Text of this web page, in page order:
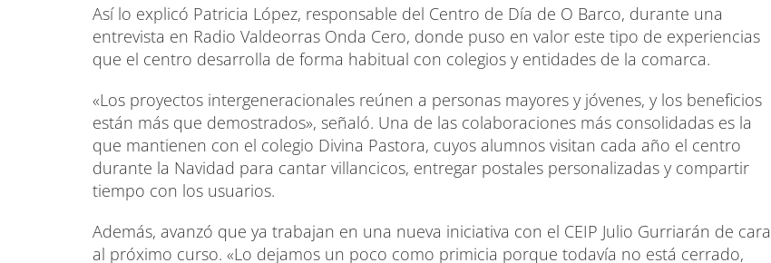
Así lo explicó Patricia López, responsable del Centro de Día de O Barco, durante una
entrevista en Radio Valdeorras Onda Cero, donde puso en valor este tipo de experiencias
que el centro desarrolla de forma habitual con colegios y entidades de la comarca.
«Los proyectos intergeneracionales reúnen a personas mayores y jóvenes, y los beneficios
están más que demostrados», señaló. Una de las colaboraciones más consolidadas es la
que mantienen con el colegio Divina Pastora, cuyos alumnos visitan cada año el centro
durante la Navidad para cantar villancicos, entregar postales personalizadas y compartir
tiempo con los usuarios.
Además, avanzó que ya trabajan en una nueva iniciativa con el CEIP Julio Gurriarán de cara
al próximo curso. «Lo dejamos un poco como primicia porque todavía no está cerrado,